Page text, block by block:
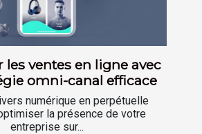
les ventes en ligne avec
omni-canal efficace
numérique en perpétuelle
la présence de votre
entreprise sur...